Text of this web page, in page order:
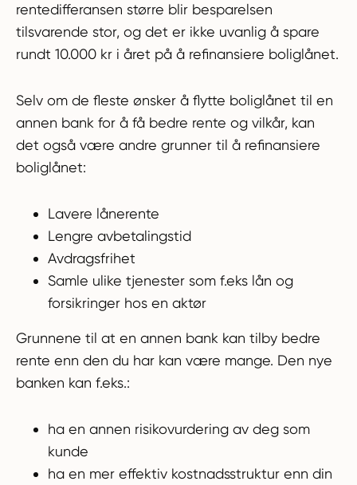
rentedifferansen større blir besparelsen
tilsvarende stor, og det er ikke uvanlig å spare
rundt 10.000 kr i året på å refinansiere boliglånet.
Selv om de fleste ønsker å flytte boliglånet til en
annen bank for å få bedre rente og vilkår, kan
det også være andre grunner til å refinansiere
boliglånet:
Lavere lånerente
Lengre avbetalingstid
Avdragsfrihet
Samle ulike tjenester som f.eks lån og
forsikringer hos en aktør
Grunnene til at en annen bank kan tilby bedre
rente enn den du har kan være mange. Den nye
banken kan f.eks.:
ha en annen risikovurdering av deg som
kunde
ha en mer effektiv kostnadsstruktur enn din